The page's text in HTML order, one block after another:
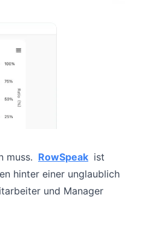
muss. RowSpeak ist
hinter einer unglaublich
und Manager